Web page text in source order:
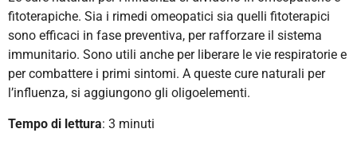
fitoterapiche. Sia i rimedi omeopatici sia quelli fitoterapici
sono efficaci in fase preventiva, per rafforzare il sistema
immunitario. Sono utili anche per liberare le vie respiratorie e
per combattere i primi sintomi. A queste cure naturali per
l’influenza, si aggiungono gli oligoelementi.
Tempo di lettura: 3 minuti